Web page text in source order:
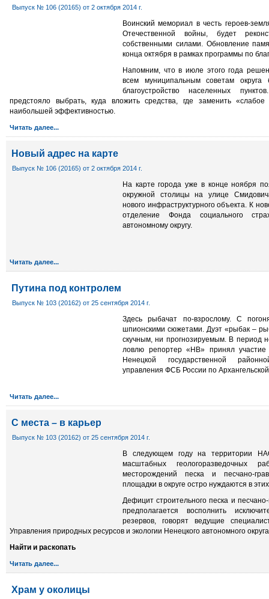
Выпуск № 106 (20165) от 2 октября 2014 г.
Воинский мемориал в честь героев-
Отечественной войны, будет
собственными силами. Обновление
конца октября в рамках программы по
Напомним, что в июле этого года
всем муниципальным советам
благоустройство населенных
предстояло выбрать, куда вложить средства, где заменить
наибольшей эффективностью.
Читать далее...
Новый адрес на карте
Выпуск № 106 (20165) от 2 октября 2014 г.
На карте города уже в конце ноября
окружной столицы на улице
нового инфраструктурного объекта. К
отделение Фонда социального
автономному округу.
Читать далее...
Путина под контролем
Выпуск № 103 (20162) от 25 сентября 2014 г.
Здесь рыбачат по-взрослому. С
шпионскими сюжетами. Дуэт «рыбак –
скучным, ни прогнозируемым. В период
ловлю репортер «НВ» принял
Ненецкой государственной
управления ФСБ России по
Читать далее...
С места – в карьер
Выпуск № 103 (20162) от 25 сентября 2014 г.
В следующем году на территории
масштабных
месторождений песка и песчано-
площадки в округе остро нуждаются в
Дефицит строительного песка и
предполагается восполнить
резервов, говорят ведущие
Управления природных ресурсов и экологии Ненецкого автономного
Найти и раскопать
Читать далее...
Храм у околицы